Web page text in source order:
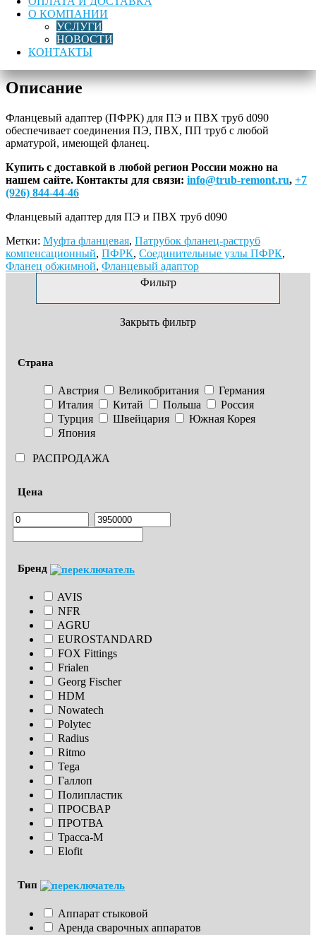
О КОМПАНИИ
УСЛУГИ
НОВОСТИ
КОНТАКТЫ
товара
Фланцевый
для
и
ПВХ
d090
В корзину
Лучшая цена
Описание
Фланцевый адаптер (ПФРК) для ПЭ и ПВХ труб d090
обеспечивает соединения ПЭ, ПВХ, ПП труб с любой
арматурой, имеющей фланец.
Купить с доставкой в любой регион России можно на
нашем сайте. Контакты для связи: info@trub-remont.ru, +7
(926) 844-44-46
Фланцевый адаптер для ПЭ и ПВХ труб d090
Метки: Муфта фланцевая, Патрубок фланец-раструб
компенсационный, ПФРК, Соединительные узлы ПФРК,
Фланец обжимной, Фланцевый адаптор
Фильтр
Закрыть фильтр
Страна
Австрия Великобритания
Германия
Италия
Китай Польша
Россия
Турция
Швейцария
Южная Корея
Япония
РАСПРОДАЖА
Цена
Бренд
AVIS
NFR
AGRU
EUROSTANDARD
FOX Fittings
Frialen
Georg Fischer
HDM
Nowatech
Polytec
Radius
Ritmo
Tega
Галлоп
Полипластик
ПРОСВАР
ПРОТВА
Трасса-М
Elofit
Тип
Аппарат стыковой
Аренда сварочных аппаратов